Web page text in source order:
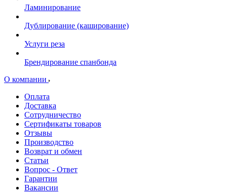
Ламинирование
Дублирование (каширование)
Услуги реза
Брендирование спанбонда
О компании
Оплата
Доставка
Сотрудничество
Сертификаты товаров
Отзывы
Производство
Возврат и обмен
Статьи
Вопрос - Ответ
Гарантии
Вакансии